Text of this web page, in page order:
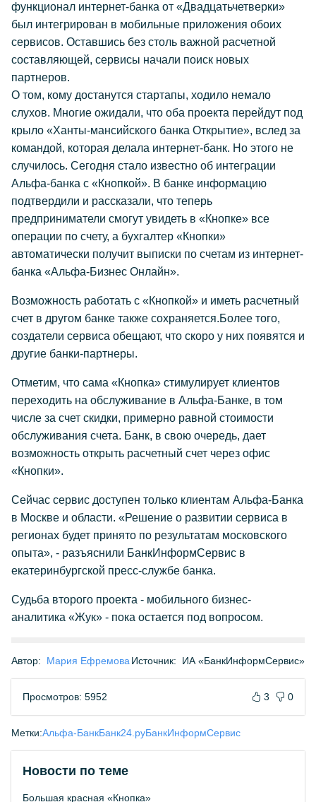
функционал интернет-банка от «Двадцатьчетверки»
был интегрирован в мобильные приложения обоих
сервисов. Оставшись без столь важной расчетной
составляющей, сервисы начали поиск новых
партнеров.
О том, кому достанутся стартапы, ходило немало
слухов. Многие ожидали, что оба проекта перейдут под
крыло «Ханты-мансийского банка Открытие», вслед за
командой, которая делала интернет-банк. Но этого не
случилось. Сегодня стало известно об интеграции
Альфа-банка с «Кнопкой». В банке информацию
подтвердили и рассказали, что теперь
предприниматели смогут увидеть в «Кнопке» все
операции по счету, а бухгалтер «Кнопки»
автоматически получит выписки по счетам из интернет-
банка «Альфа-Бизнес Онлайн».
Возможность работать с «Кнопкой» и иметь расчетный
счет в другом банке также сохраняется.Более того,
создатели сервиса обещают, что скоро у них появятся и
другие банки-партнеры.
Отметим, что сама «Кнопка» стимулирует клиентов
переходить на обслуживание в Альфа-Банке, в том
числе за счет скидки, примерно равной стоимости
обслуживания счета. Банк, в свою очередь, дает
возможность открыть расчетный счет через офис
«Кнопки».
Сейчас сервис доступен только клиентам Альфа-Банка
в Москве и области. «Решение о развитии сервиса в
регионах будет принято по результатам московского
опыта», - разъяснили БанкИнформСервис в
екатеринбургской пресс-службе банка.
Судьба второго проекта - мобильного бизнес-
аналитика «Жук» - пока остается под вопросом.
Автор: Мария Ефремова Источник: ИА «БанкИнформСервис»
Просмотров: 5952 3 0
Метки:Альфа-БанкБанк24.руБанкИнформСервис
Новости по теме
Большая красная «Кнопка»